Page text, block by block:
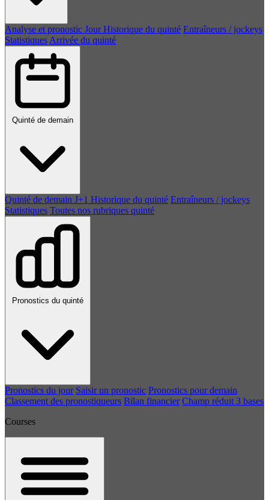
Analyse et pronostic Jour Historique du quinté Entraîneurs / jockeys
Statistiques Arrivée du quinté
Quinté de demain
Quinté de demain J+1 Historique du quinté Entraîneurs / jockeys
Statistiques Toutes nos rubriques quinté
Pronostics du quinté
Pronostics du jour Saisir un pronostic Pronostics pour demain
Classement des pronostiqueurs Bilan financier Champ réduit 3 bases
Courses